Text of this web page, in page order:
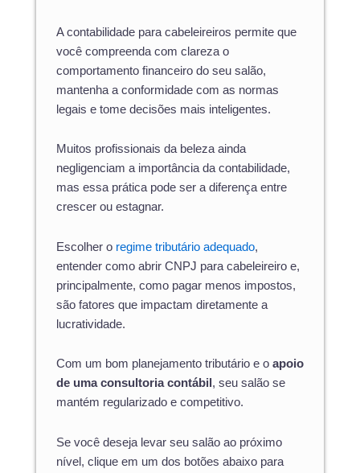
A contabilidade para cabeleireiros permite que
você compreenda com clareza o
comportamento financeiro do seu salão,
mantenha a conformidade com as normas
legais e tome decisões mais inteligentes.
Muitos profissionais da beleza ainda
negligenciam a importância da contabilidade,
mas essa prática pode ser a diferença entre
crescer ou estagnar.
Escolher o regime tributário adequado,
entender como abrir CNPJ para cabeleireiro e,
principalmente, como pagar menos impostos,
são fatores que impactam diretamente a
lucratividade.
Com um bom planejamento tributário e o apoio
de uma consultoria contábil , seu salão se
mantém regularizado e competitivo.
Se você deseja levar seu salão ao próximo
nível, clique em um dos botões abaixo para